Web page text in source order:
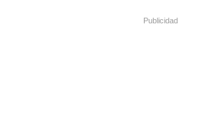
Publicidad